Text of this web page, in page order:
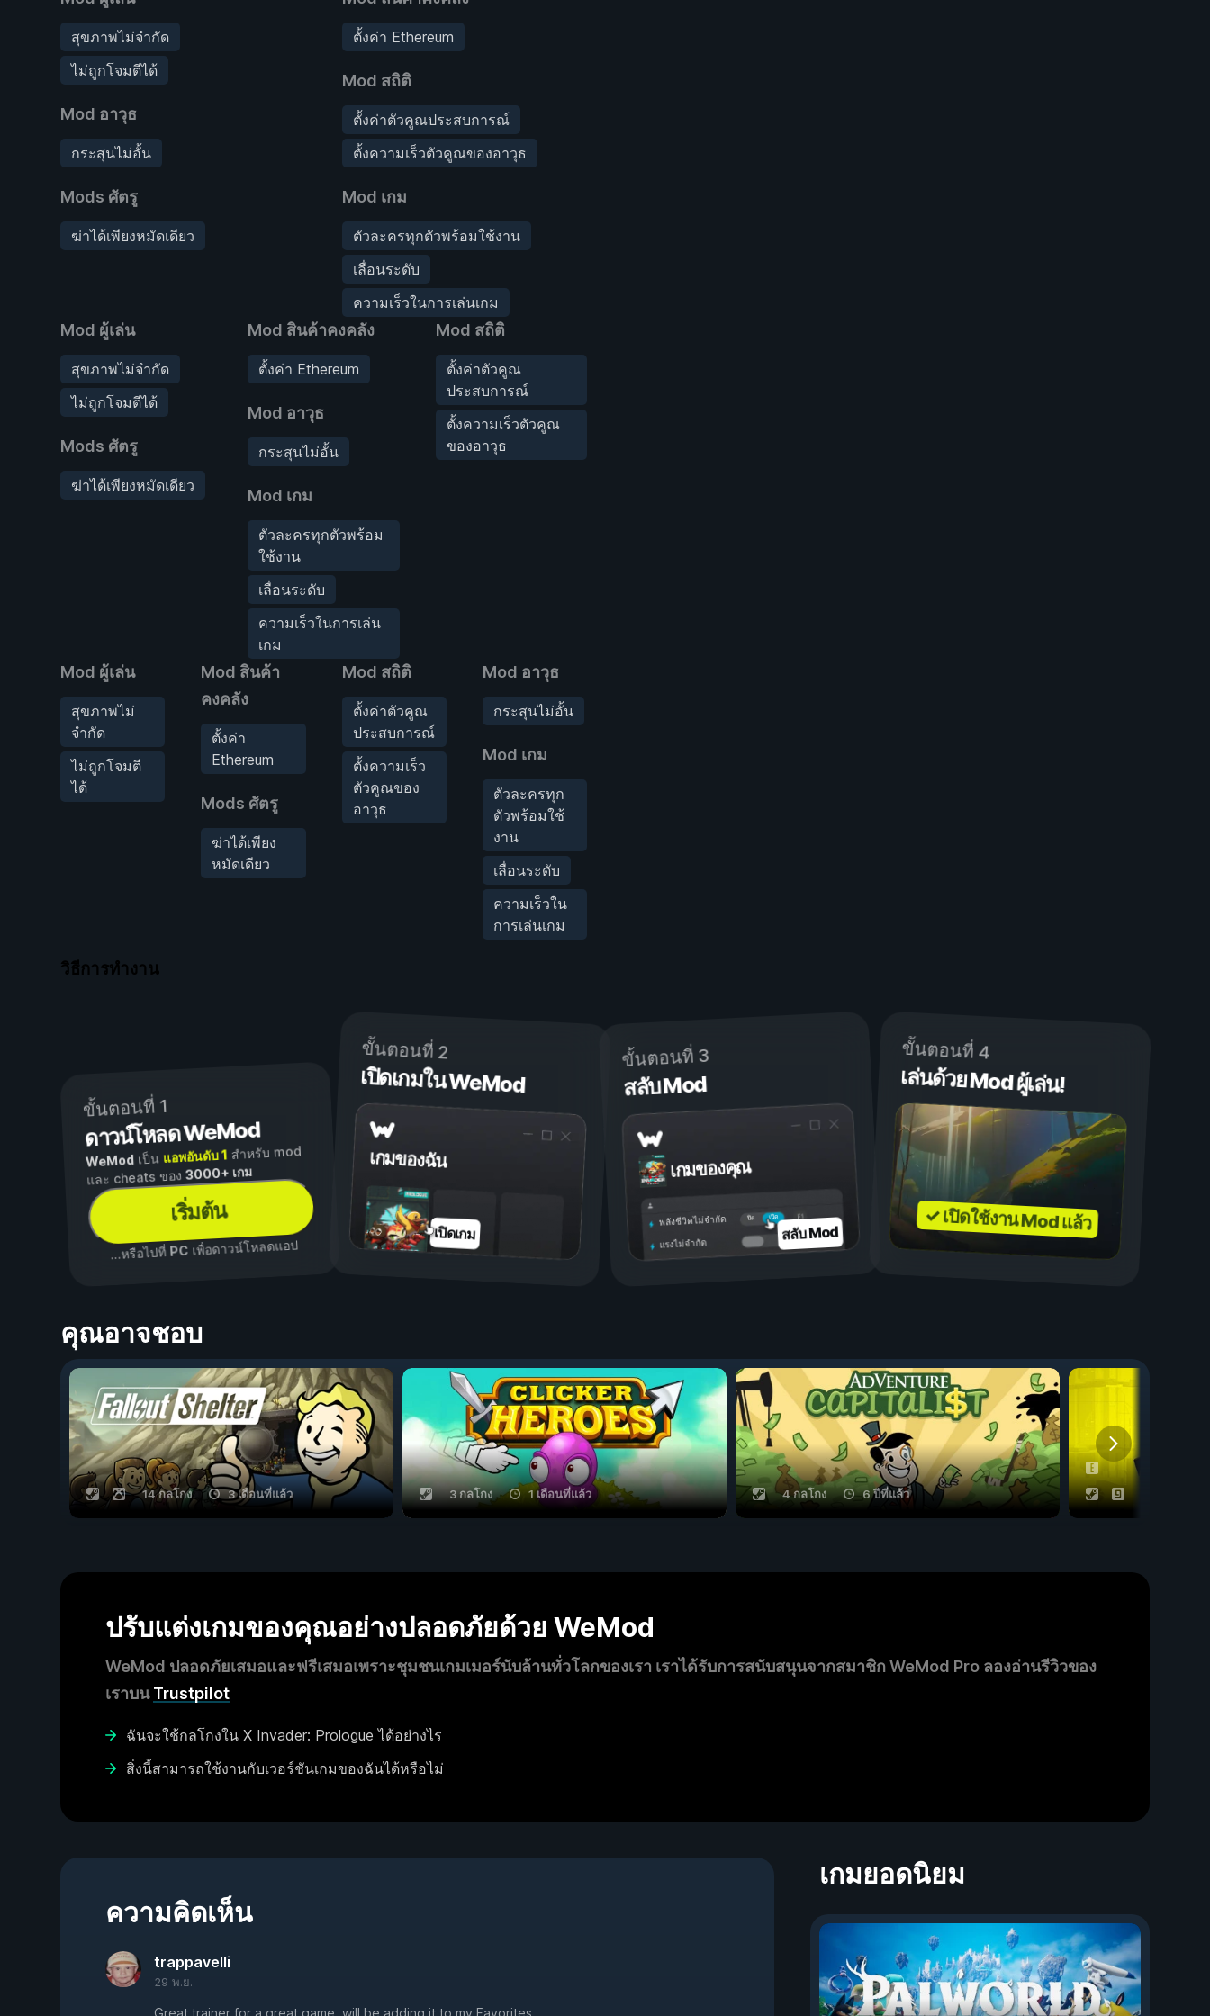
สุขภาพไม่จำกัด
ไม่ถูกโจมตีได้
Mod อาวุธ
กระสุนไม่อั้น
Mods ศัตรู
ฆ่าได้เพียงหมัดเดียว
ตั้งค่า Ethereum
Mod สถิติ
ตั้งค่าตัวคูณประสบการณ์
ตั้งความเร็วตัวคูณของอาวุธ
Mod เกม
ตัวละครทุกตัวพร้อมใช้งาน
เลื่อนระดับ
ความเร็วในการเล่นเกม
Mod ผู้เล่น
สุขภาพไม่จำกัด
ไม่ถูกโจมตีได้
Mods ศัตรู
ฆ่าได้เพียงหมัดเดียว
Mod สินค้าคงคลัง
ตั้งค่า Ethereum
Mod อาวุธ
กระสุนไม่อั้น
Mod เกม
ตัวละครทุกตัวพร้อม
ใช้งาน
เลื่อนระดับ
ความเร็วในการเล่น
เกม
Mod สถิติ
ตั้งค่าตัวคูณ
ประสบการณ์
ตั้งความเร็วตัวคูณ
ของอาวุธ
Mod ผู้เล่น
สุขภาพไม่
จำกัด
ไม่ถูกโจมตี
ได้
Mod สินค้า
คงคลัง
ตั้งค่า
Ethereum
Mods ศัตรู
ฆ่าได้เพียง
หมัดเดียว
Mod สถิติ
ตั้งค่าตัวคูณ
ประสบการณ์
ตั้งความเร็ว
ตัวคูณของ
อาวุธ
Mod อาวุธ
กระสุนไม่อั้น
Mod เกม
ตัวละครทุก
ตัวพร้อมใช้
งาน
เลื่อนระดับ
ความเร็วใน
การเล่นเกม
วิธีการทำงาน
ขั้นตอนที่ 1
ดาวน์โหลด WeMod
WeModเป็น แอพอันดับ 1 สำหรับ mod
และ cheats ของ3000+ เกม
เริ่มต้น
...หรือไปที่ PCเพื่อดาวน์โหลดแอป
ขั้นตอนที่ 2
เปิดเกมใน WeMod
เกมของฉัน
เปิดเกม
ขั้นตอนที่ 3
สลับ Mod
เกมของคุณ
เปิด
ปิด
พลังชีวิตไม่จำกัด
แรงไม่จำกัด สลับ Mod
ขั้นตอนที่ 4
เล่นด้วย Mod ผู้เล่น!
✓ เปิดใช้งาน Mod แล้ว
คุณอาจชอบ
14 กลโกง 3 เดือนที่แล้ว 3 กลโกง 1 เดือนที่แล้ว 4 กลโกง 6 ปีที่แล้ว
ปรับแต่งเกมของคุณอย่างปลอดภัยด้วย WeMod
WeMod ปลอดภัยเสมอและฟรีเสมอเพราะชุมชนเกมเมอร์นับล้านทั่วโลกของเรา เราได้รับการสนับสนุนจากสมาชิก WeMod Pro ลองอ่านรีวิวของ
เราบนTrustpilot
ฉันจะใช้กลโกงใน X Invader: Prologue ได้อย่างไร
สิ่งนี้สามารถใช้งานกับเวอร์ชันเกมของฉันได้หรือไม่
ความคิดเห็น
trappavelli
29 พ.ย.
เกมยอดนิยม